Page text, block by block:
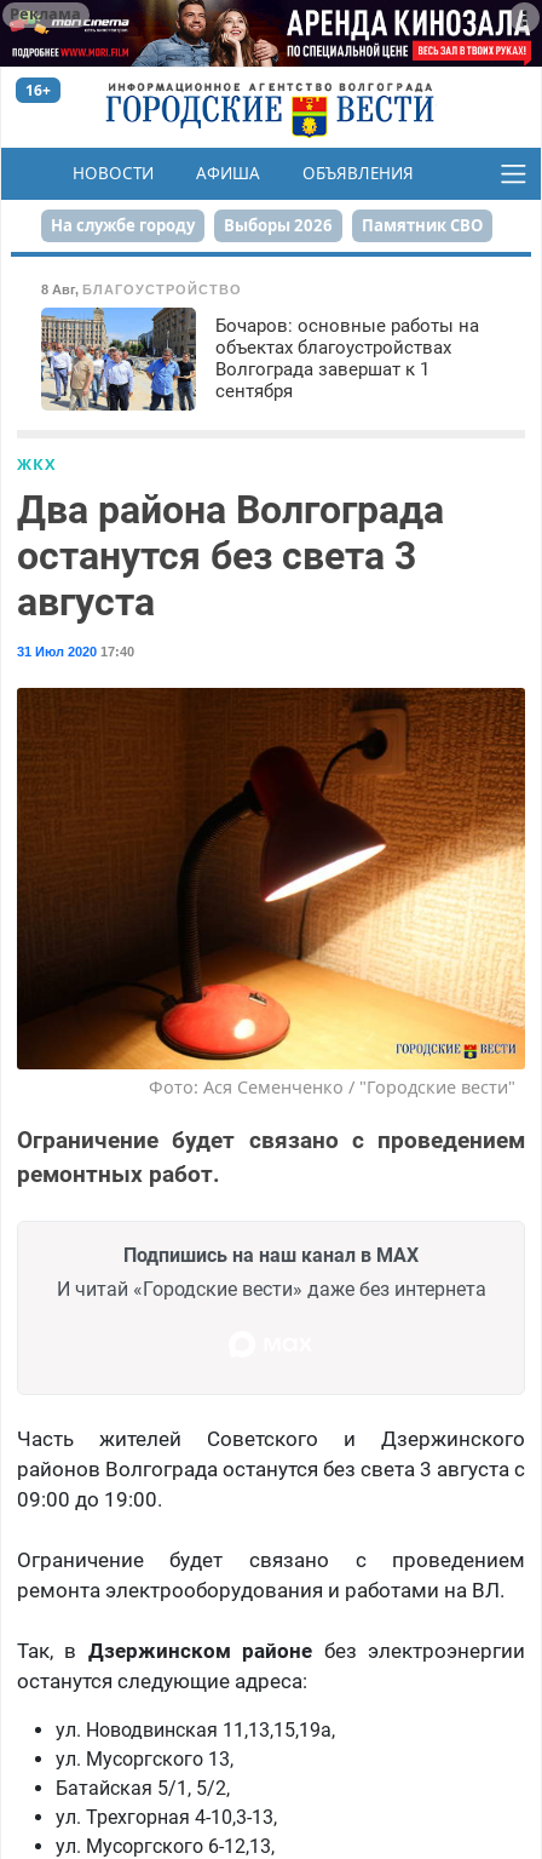
Реклама
16+
НОВОСТИ АФИША ОБЪЯВЛЕНИЯ
КОНКУРСЫ
На службе городу Выборы 2026 Памятник СВО
Сталинград в сердце
Набережная День Победы Реконструкция ЦПКиО
80-летие Победы Парк Героев-летчиков
8 Авг, БЛАГОУСТРОЙСТВО
Бочаров: основные работы на
объектах благоустройствах
Волгограда завершат к 1
сентября
ЖКХ
Два района Волгограда
останутся без света 3
августа
31 Июл 202017:40
Фото: Ася Семенченко / "Городские вести"
Ограничение будет связано с проведением
ремонтных работ.
Подпишись на наш канал в MAX
И читай «Городские вести» даже без интернета
Часть жителей Советского и Дзержинского
районов Волгограда останутся без света 3 августа с
09:00 до 19:00.
Ограничение будет связано с проведением
ремонта электрооборудования и работами на ВЛ.
Так, в Дзержинском районе без электроэнергии
останутся следующие адреса:
​ул. Новодвинская 11,13,15,19а,
ул. Мусоргского 13,
Батайская 5/1, 5/2,
ул. Трехгорная 4-10,3-13,
ул. Мусоргского 6-12,13,